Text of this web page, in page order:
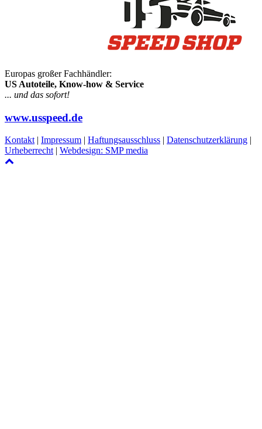
Europas großer Fachhändler:
US Autoteile, Know-how & Service
... und das sofort!
www.usspeed.de
Kontakt | Impressum | Haftungsausschluss | Datenschutzerklärung |
Urheberrecht | Webdesign: SMP media